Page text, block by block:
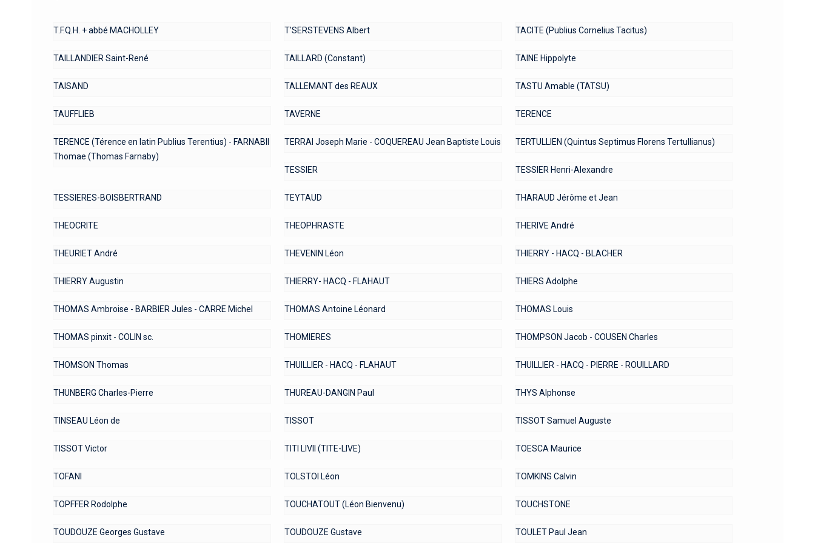
T.F.Q.H. + abbé MACHOLLEY T'SERSTEVENS Albert TACITE (Publius Cornelius Tacitus)
TAILLANDIER Saint-René TAILLARD (Constant) TAINE Hippolyte
TAISAND TALLEMANT des REAUX TASTU Amable (TATSU)
TAUFFLIEB TAVERNE TERENCE
TERENCE (Térence en latin Publius Terentius) - FARNABII
Thomae (Thomas Farnaby)
TERRAI Joseph Marie - COQUEREAU Jean Baptiste Louis TERTULLIEN (Quintus Septimus Florens Tertullianus)
TESSIER TESSIER Henri-Alexandre
TESSIERES-BOISBERTRAND TEYTAUD THARAUD Jérôme et Jean
THEOCRITE THEOPHRASTE THERIVE André
THEURIET André THEVENIN Léon THIERRY - HACQ - BLACHER
THIERRY Augustin THIERRY- HACQ - FLAHAUT THIERS Adolphe
THOMAS Ambroise - BARBIER Jules - CARRE Michel THOMAS Antoine Léonard THOMAS Louis
THOMAS pinxit - COLIN sc. THOMIERES THOMPSON Jacob - COUSEN Charles
THOMSON Thomas THUILLIER - HACQ - FLAHAUT THUILLIER - HACQ - PIERRE - ROUILLARD
THUNBERG Charles-Pierre THUREAU-DANGIN Paul THYS Alphonse
TINSEAU Léon de TISSOT TISSOT Samuel Auguste
TISSOT Victor TITI LIVII (TITE-LIVE) TOESCA Maurice
TOFANI TOLSTOI Léon TOMKINS Calvin
TOPFFER Rodolphe TOUCHATOUT (Léon Bienvenu) TOUCHSTONE
TOUDOUZE Georges Gustave TOUDOUZE Gustave TOULET Paul Jean